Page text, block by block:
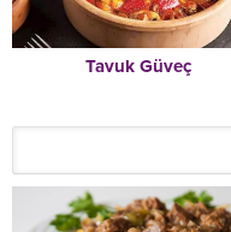
Tavuk Güveç